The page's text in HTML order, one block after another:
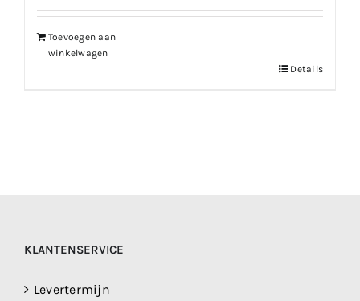
Toevoegen aan
winkelwagen
Details
KLANTENSERVICE
Levertermijn